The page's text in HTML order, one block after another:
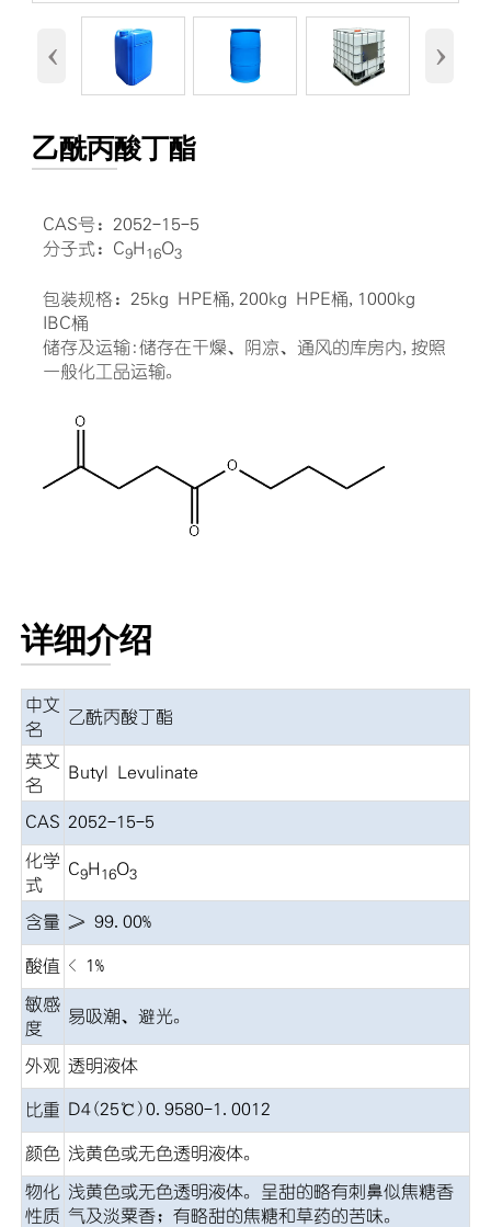
‹ ›
乙酰丙酸丁酯
CAS号：2052-15-5
分子式：C9H 16O3
包装规格：25kg HPE桶,200kg HPE桶,1000kg
IBC桶
储存及运输:储存在干燥、阴凉、通风的库房内,按照
一般化工品运输。
详细介绍
中文
名
乙酰丙酸丁酯
英文
名
Butyl Levulinate
CAS 2052-15-5
化学
式
C9H 16O3
含量 ≥ 99.00%
酸值 < 1%
敏感
度
易吸潮、避光。
外观 透明液体
比重 D4(25℃)0.9580-1.0012
颜色 浅黄色或无色透明液体。
物化
性质
浅黄色或无色透明液体。呈甜的略有刺鼻似焦糖香
气及淡粟香；有略甜的焦糖和草药的苦味。